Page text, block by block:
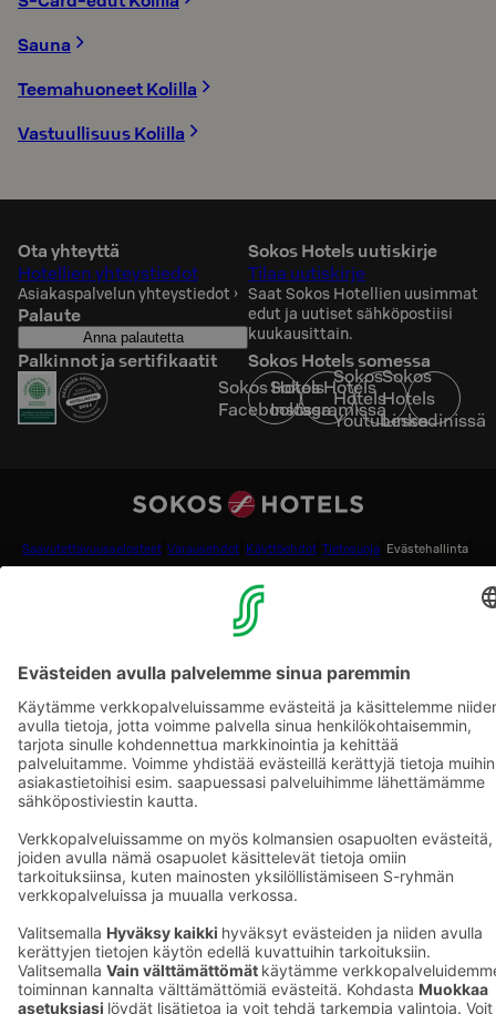
Sauna
Teemahuoneet Kolilla
Vastuullisuus Kolilla
Ota yhteyttä
Hotellien yhteystiedot
Asiakaspalvelun yhteystiedot ›
Palaute
Anna palautetta
Sokos Hotels uutiskirje
Tilaa uutiskirje
Saat Sokos Hotellien uusimmat
edut ja uutiset sähköpostiisi
kuukausittain.
Palkinnot ja sertifikaatit
Sokos Hotels somessa
Sokos Hotels
Facebookissa
Sokos Hotels
Instagramissa
Sokos
Hotels
Youtubessa
Sokos
Hotels
Linkedinissä
Saavutettavuusselosteet Varausehdot Käyttöehdot Tietosuoja Evästehallinta